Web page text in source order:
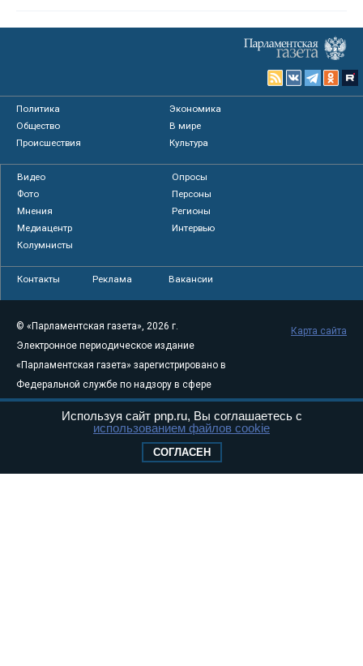
Политика
Экономика
Общество
В мире
Происшествия
Культура
Видео
Опросы
Фото
Персоны
Мнения
Регионы
Медиацентр
Интервью
Колумнисты
Контакты Реклама Вакансии
© «Парламентская газета», 2026 г.
Электронное периодическое издание
«Парламентская газета» зарегистрировано в
Федеральной службе по надзору в сфере
связи, информационных технологий и
массовых коммуникаций (Роскомнадзор) 05
Свидетельство о регистрации Эл № ФС77-
Карта сайта
Используя сайт pnp.ru, Вы соглашаетесь с
использованием файлов cookie
СОГЛАСЕН